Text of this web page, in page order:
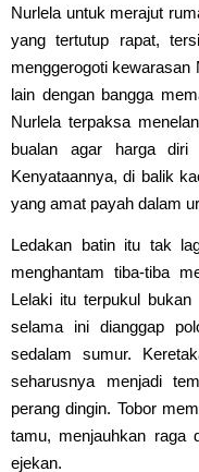
Nurlela untuk merajut
yang tertutup rapat,
menggerogoti kewarasan
lain dengan bangga
Nurlela terpaksa
bualan agar harga
Kenyataannya, di balik
yang amat payah dalam
Ledakan batin itu tak
menghantam tiba-tiba
Lelaki itu terpukul
selama ini dianggap
sedalam sumur.
seharusnya menjadi
perang dingin. Tobor
tamu, menjauhkan raga
ejekan.